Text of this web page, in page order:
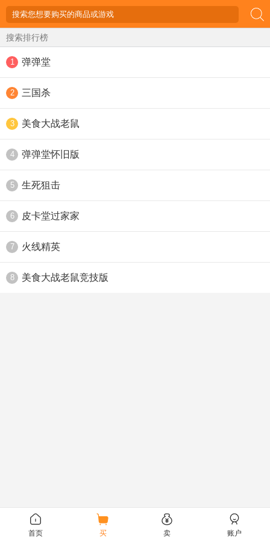
搜索排行榜
1 弹弹堂
2 三国杀
3 美食大战老鼠
4 弹弹堂怀旧版
5 生死狙击
6 皮卡堂过家家
7 火线精英
8 美食大战老鼠竞技版
首页 买 卖 账户